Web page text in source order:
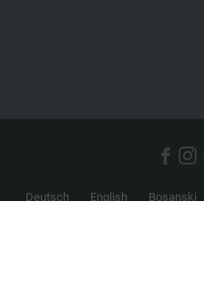
Deutsch English Bosanski